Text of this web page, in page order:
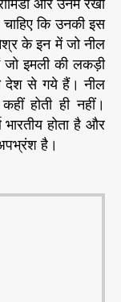
कि उनकी इस
के इन में जो नील
इमली की लकड़ी
देश से गये हैं। नील
होती ही नहीं।
होता है और
है।